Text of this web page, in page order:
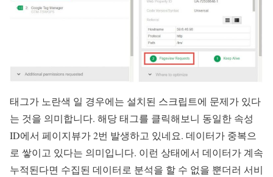
태그가 노란색 일 경우에는 설치된 스크립트에 문제가 있다
는 것을 의미합니다. 해당 태그를 클릭해보니 동일한 속성
ID에서 페이지뷰가 2번 발생하고 있네요. 데이터가 중복으
로 쌓이고 있다는 의미입니다. 이런 상태에서 데이터가 계속
누적된다면 수집된 데이터로 분석을 할 수 없을 뿐더러 서비